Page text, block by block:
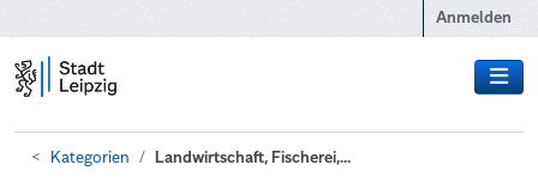
Anmelden
Kategorien Landwirtschaft, Fischerei,...